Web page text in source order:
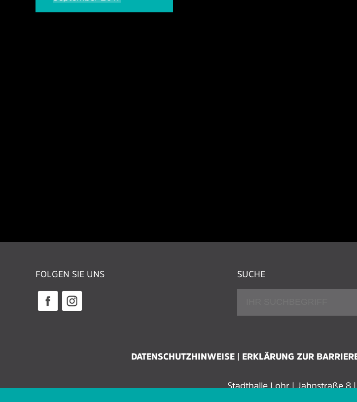
FOLGEN SIE UNS SUCHE
DATENSCHUTZHINWEISE ERKLÄRUNG ZUR
Stadthalle Lohr | Jahnstraße 8